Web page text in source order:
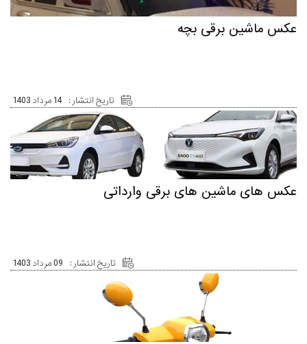
عکس ماشین برقی بچه
تاریخ انتشار : 14 مرداد 1403
عکس های ماشین های برقی وارداتی
تاریخ انتشار : 09 مرداد 1403